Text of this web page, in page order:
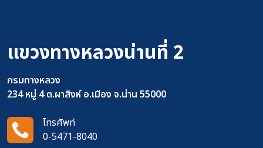
แขวงทางหลวงน่านที่ 2
กรมทางหลวง
234 หมู่ 4 ต.ผาสิงห์ อ.เมือง จ.น่าน 55000
โทรศัพท์
0-5471-8040